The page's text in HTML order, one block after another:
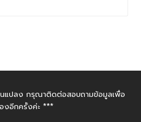
นแปลง กรุณาติดต่อสอบถามข้อมูลเพื่อ
งอีกครั้งค่ะ ***